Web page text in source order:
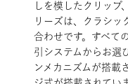
しを模したクリップ
リーズは、クラシッ
合わせです。すべて
引システムからお選
ンメカニズムが搭載